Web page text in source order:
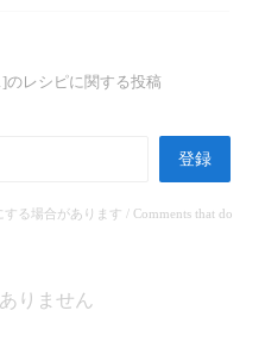
のレシピに関する投稿
登録
る場合があります / Comments that do
りません